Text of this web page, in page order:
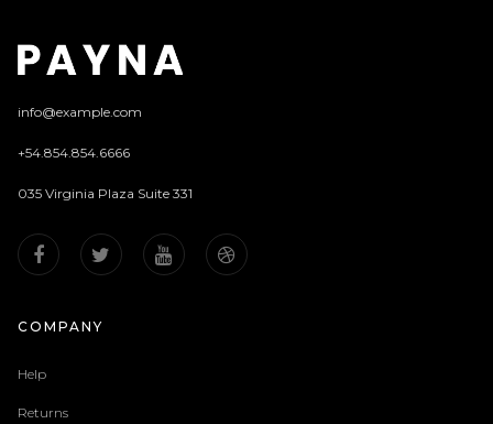
info@example.com
+54.854.854.6666
035 Virginia Plaza Suite 331
COMPANY
Help
Returns